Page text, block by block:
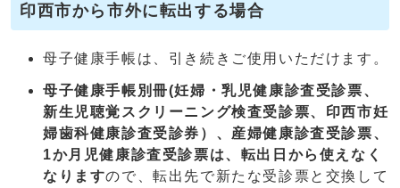
印西市から市外に転出する場合
母子健康手帳は、引き続きご使用いただけます。
母子健康手帳別冊(妊婦・乳児健康診査受診票、
新生児聴覚スクリーニング検査受診票、印西市妊
婦歯科健康診査受診券）、産婦健康診査受診票、
1か月児健康診査受診票は、転出日から使えなく
なりますので、転出先で新たな受診票と交換して